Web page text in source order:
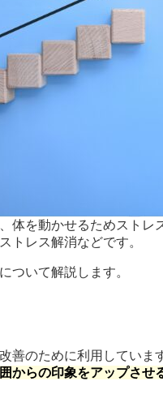
体を動かせるためスト
トレス解消などです。
ついて解説します。
善のために利用していま
からの印象をアップさせ